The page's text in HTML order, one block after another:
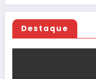
Destaque